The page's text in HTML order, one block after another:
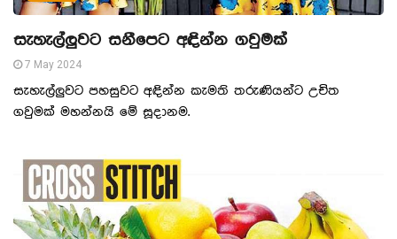
සැහැල්ලුවට සනීපෙට අඳින්න ගවුමක්
7 May 2024
සැහැල්ලුවට පහසුවට අඳින්න කැමති තරුණියන්ට උචිත
ගවුමක් මහන්නයි මේ සූදානම.